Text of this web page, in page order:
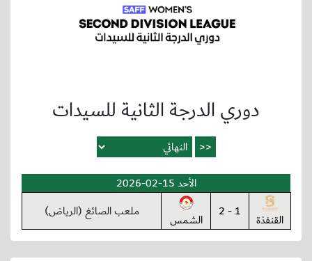
دوري الدرجة الثانية للسيدات
الأحد 15-02-2026
القنفذة 1 - 2 الشمس ملعب الصائغ (الرياض)